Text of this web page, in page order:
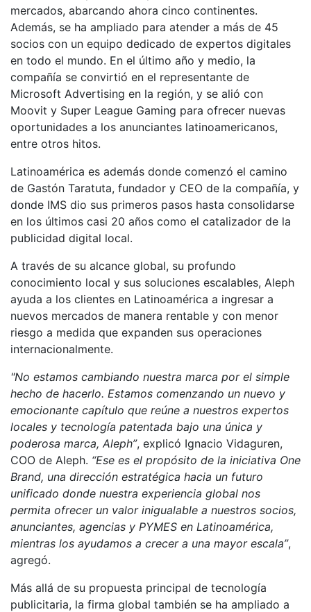
mercados, abarcando ahora cinco continentes.
Además, se ha ampliado para atender a más de 45
socios con un equipo dedicado de expertos digitales
en todo el mundo. En el último año y medio, la
compañía se convirtió en el representante de
Microsoft Advertising en la región, y se alió con
Moovit y Super League Gaming para ofrecer nuevas
oportunidades a los anunciantes latinoamericanos,
entre otros hitos.
Latinoamérica es además donde comenzó el camino
de Gastón Taratuta, fundador y CEO de la compañía, y
donde IMS dio sus primeros pasos hasta consolidarse
en los últimos casi 20 años como el catalizador de la
publicidad digital local.
A través de su alcance global, su profundo
conocimiento local y sus soluciones escalables, Aleph
ayuda a los clientes en Latinoamérica a ingresar a
nuevos mercados de manera rentable y con menor
riesgo a medida que expanden sus operaciones
internacionalmente.
"No estamos cambiando nuestra marca por el simple
hecho de hacerlo. Estamos comenzando un nuevo y
emocionante capítulo que reúne a nuestros expertos
locales y tecnología patentada bajo una única y
poderosa marca, Aleph”, explicó Ignacio Vidaguren,
COO de Aleph. “Ese es el propósito de la iniciativa One
Brand, una dirección estratégica hacia un futuro
unificado donde nuestra experiencia global nos
permita ofrecer un valor inigualable a nuestros socios,
anunciantes, agencias y PYMES en Latinoamérica,
mientras los ayudamos a crecer a una mayor escala”,
agregó.
Más allá de su propuesta principal de tecnología
publicitaria, la firma global también se ha ampliado a